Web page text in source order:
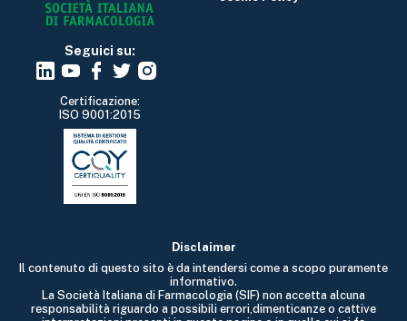
Seguici su:
Certificazione:
ISO 9001:2015
Disclaimer
Il contenuto di questo sito è da intendersi come a scopo puramente
informativo.
La Società Italiana di Farmacologia (SIF) non accetta alcuna
responsabilità riguardo a possibili errori,dimenticanze o cattive